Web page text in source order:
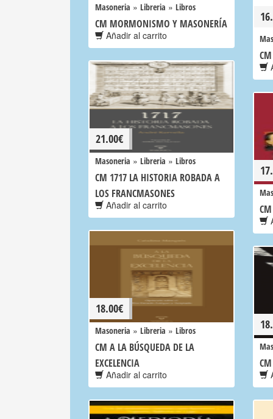
Masoneria » Libreria » Libros
CM MORMONISMO Y MASONERÍA
Añadir al carrito
21.00€
Masoneria » Libreria » Libros
CM 1717 LA HISTORIA ROBADA A
LOS FRANCMASONES
Añadir al carrito
18.00€
Masoneria » Libreria » Libros
CM A LA BÚSQUEDA DE LA
EXCELENCIA
Añadir al carrito